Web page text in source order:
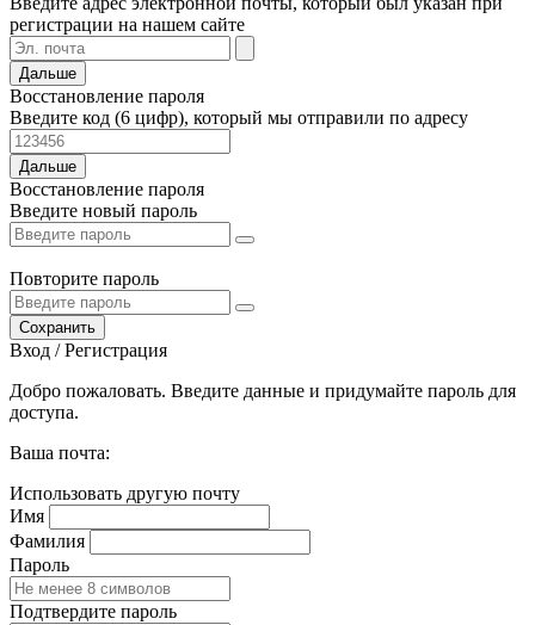
регистрации на нашем сайте
Дальше
Восстановление пароля
Введите код (6 цифр), который мы отправили по адресу
Дальше
Восстановление пароля
Введите новый пароль
Повторите пароль
Сохранить
Вход / Регистрация
Добро пожаловать. Введите данные и придумайте пароль для
доступа.
Ваша почта:
Использовать другую почту
Имя
Фамилия
Пароль
Подтвердите пароль